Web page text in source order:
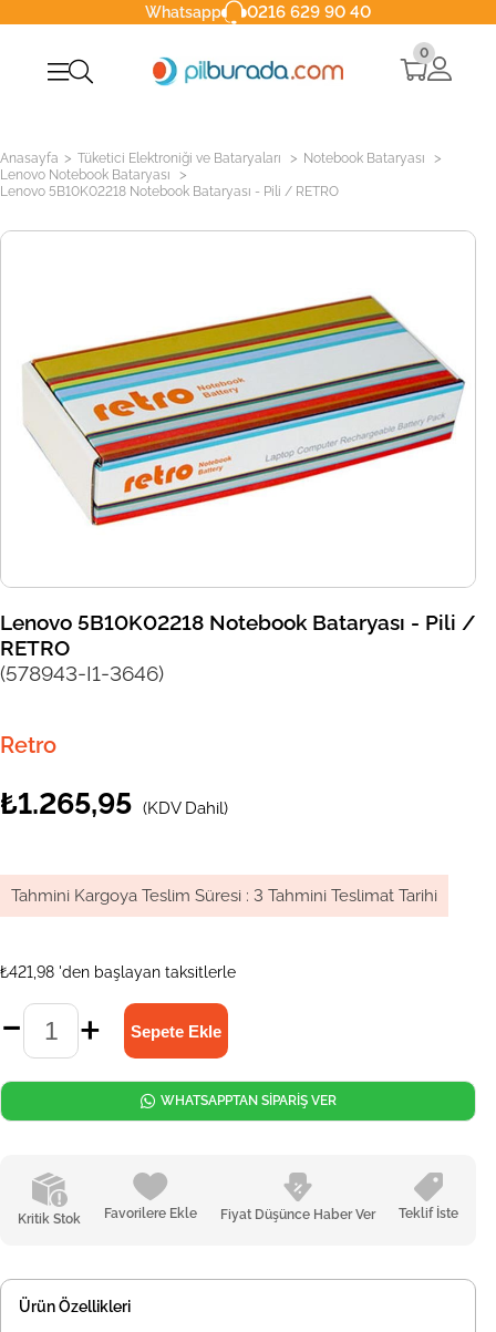
Whatsapp 0216 629 90 40
0
Anasayfa > Tüketici Elektroniği ve Bataryaları > Notebook Bataryası >
Lenovo Notebook Bataryası >
Lenovo 5B10K02218 Notebook Bataryası - Pili / RETRO
Lenovo 5B10K02218 Notebook Bataryası - Pili /
RETRO
(578943-I1-3646)
Retro
₺1.265,95 (KDV Dahil)
Tahmini Kargoya Teslim Süresi : 3 Tahmini Teslimat Tarihi
₺421,98 'den başlayan taksitlerle
Kritik Stok Favorilere Ekle Fiyat Düşünce Haber Ver Teklif İste
WHATSAPPTAN SİPARİŞ VER
Ürün Özellikleri